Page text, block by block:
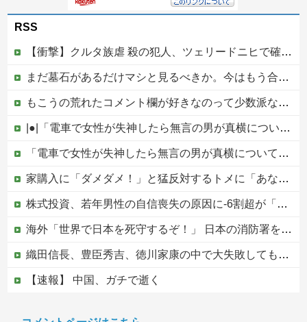
RSS
【衝撃】クルタ族虐 殺の犯人、ツェリードニヒで確定！クロロの演劇のせいで2人も無駄死ににwwww
まだ墓石があるだけマシと見るべきか。今はもう合葬墓ばかり
もこうの荒れたコメント欄が好きなのって少数派なのか？
|●|「電車で女性が失神したら無言の男が真横についてきた」とタレントが主張、虚言疑惑が出ると「その男の垢を発見した」と追加主張するも……
「電車で女性が失神したら無言の男が真横についてきた」とタレントが主張、虚言疑惑が出ると「その男の垢を発見した」と追加主張するも……他
家購入に「ダメダメ！」と猛反対するトメに「あなたの家じゃありません」と言い放った結果→激怒したトメが自ら〇〇を口にして最高の展開へｗｗｗｗｗｗ
株式投資、若年男性の自信喪失の原因に-6割超が「人生の敗者」自認
海外「世界で日本を死守するぞ！」 日本の消防署を訪れたちびっ子集団が世界をメロメロに
織田信長、豊臣秀吉、徳川家康の中で大失敗しても謝ったら許してくれそうなのって徳川家康だよな
【速報】 中国、ガチで逝く